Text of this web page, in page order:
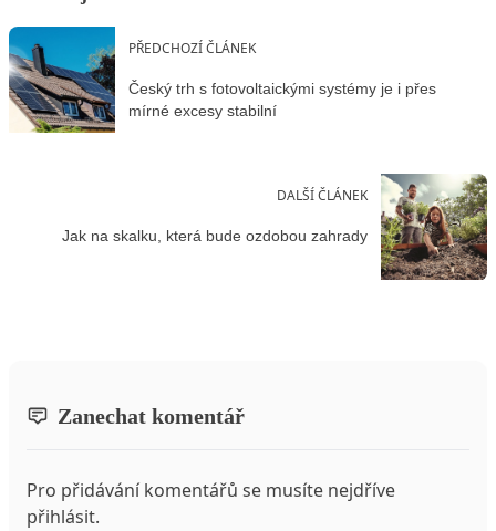
PŘEDCHOZÍ ČLÁNEK
Český trh s fotovoltaickými systémy je i přes
mírné excesy stabilní
DALŠÍ ČLÁNEK
Jak na skalku, která bude ozdobou zahrady
Zanechat komentář
Pro přidávání komentářů se musíte nejdříve
přihlásit.